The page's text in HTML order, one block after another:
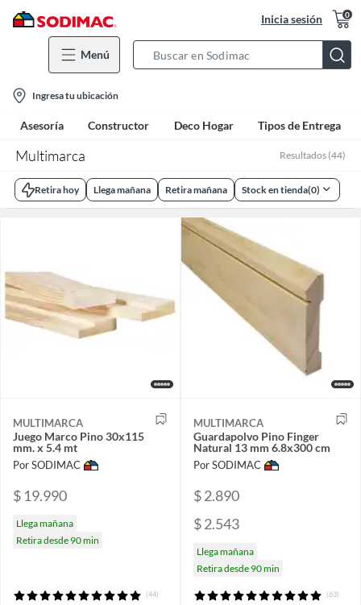
Inicia sesión 0
Menú
Bar
location-
icon
Ingresa tu ubicación
Asesoría Constructor Deco Hogar Tipos de Entrega
Multimarca Resultados (44)
Retira hoy Llega mañana Retira mañana Stock en tienda(0)
MULTIMARCA
Juego Marco Pino 30x115
mm. x 5.4 mt
Por SODIMAC
$ 19.990
Llega mañana
Retira desde 90 min
(44)
MULTIMARCA
Guardapolvo Pino Finger
Natural 13 mm 6.8x300 cm
Por SODIMAC
$ 2.890
$ 2.543
Llega mañana
Retira desde 90 min
(63)